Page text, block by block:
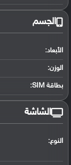
الجسم
الأبعاد:
الوزن:
بطاقة SIM:
الشاشة
النوع: